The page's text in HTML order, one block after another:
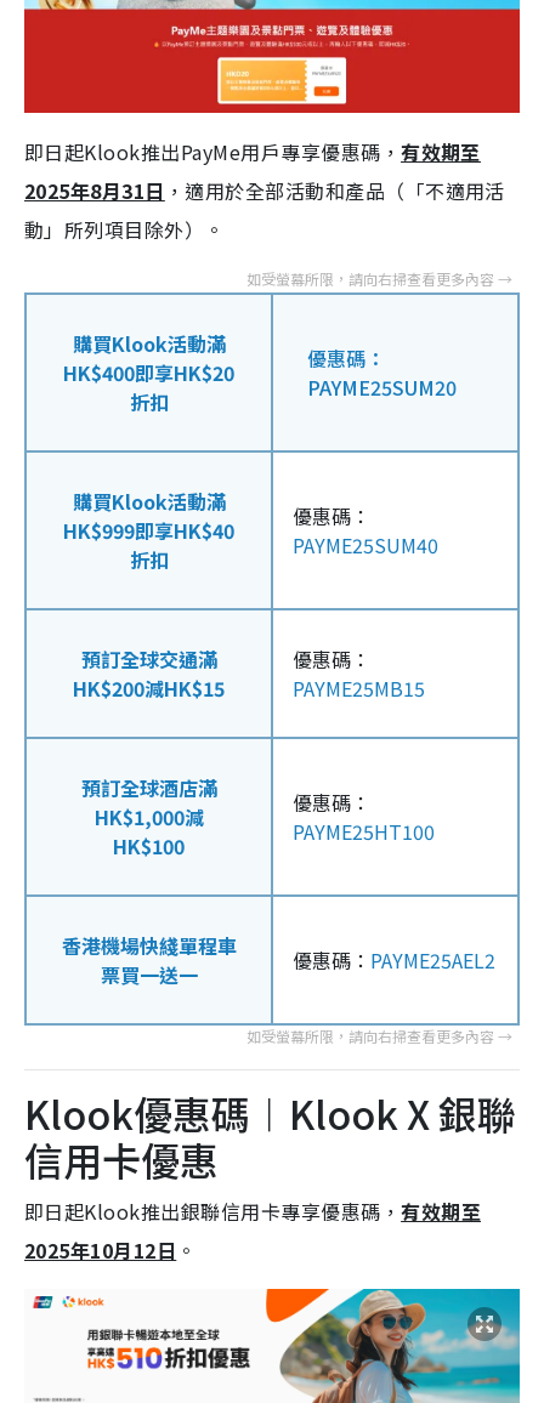
即日起Klook推出PayMe用戶專享優惠碼，有效期至
2025年8月31日 ，適用於全部活動和產品（「不適用活
動」所列項目除外）。
購買Klook活動滿
HK$400即享HK$20
折扣
優惠碼：
PAYME25SUM20
購買Klook活動滿
HK$999即享HK$40
折扣
優惠碼：
PAYME25SUM40
預訂全球交通滿
HK$200減HK$15
優惠碼：
PAYME25MB15
預訂全球酒店滿
HK$1,000減
HK$100
優惠碼：
PAYME25HT100
香港機場快綫單程車
票買一送一
優惠碼： PAYME25AEL2
Klook優惠碼︱Klook X 銀聯
信用卡優惠
即日起Klook推出銀聯信用卡專享優惠碼，有效期至
2025年10月12日 。